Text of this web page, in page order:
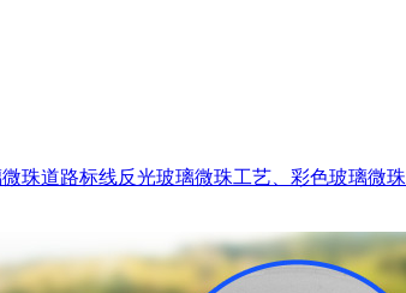
珠道路标线反光玻璃微珠工艺、彩色玻璃微珠